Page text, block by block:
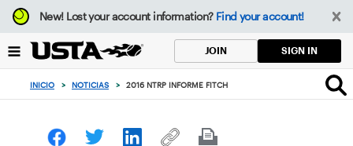
Enfoque
desde
botón
volver
principio
New!Lost your account information? Find your account!
JOIN SIGN IN
INICIO > NOTICIAS > 2016 NTRP INFORME FITCH